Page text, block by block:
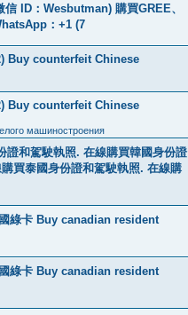
ID：Wesbutman) 購買GREE、
：+1 (7
Buy counterfeit Chinese
Buy counterfeit Chinese
машиностроения
證和駕駛執照. 在線購買韓國身份證
買泰國身份證和駕駛執照. 在線購
綠卡 Buy canadian resident
綠卡 Buy canadian resident